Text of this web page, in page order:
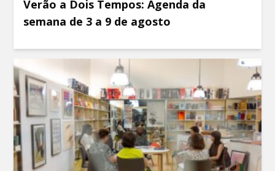
Verão a Dois Tempos: Agenda da
semana de 3 a 9 de agosto